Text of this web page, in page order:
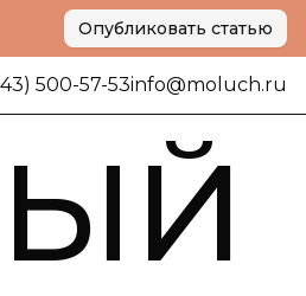
Опубликовать статью
500-57-53info@moluch.ru